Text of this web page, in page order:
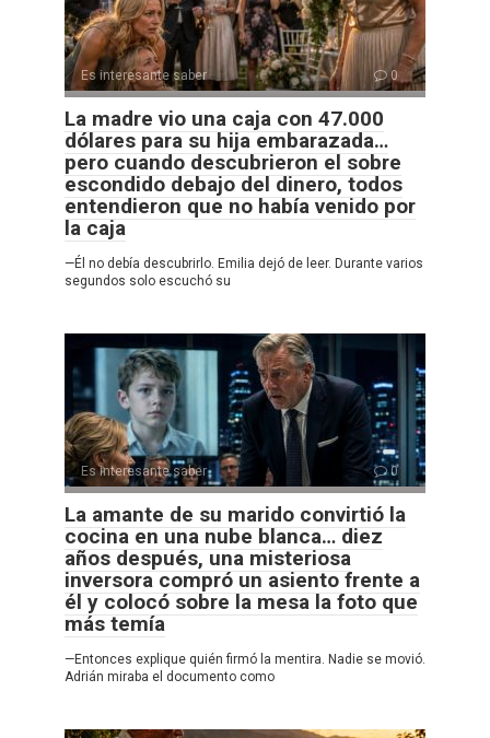
Es interesante saber 0
La madre vio una caja con 47.000
dólares para su hija embarazada…
pero cuando descubrieron el sobre
escondido debajo del dinero, todos
entendieron que no había venido por
la caja
—Él no debía descubrirlo. Emilia dejó de leer. Durante varios
segundos solo escuchó su
Es interesante saber 0
La amante de su marido convirtió la
cocina en una nube blanca… diez
años después, una misteriosa
inversora compró un asiento frente a
él y colocó sobre la mesa la foto que
más temía
—Entonces explique quién firmó la mentira. Nadie se movió.
Adrián miraba el documento como